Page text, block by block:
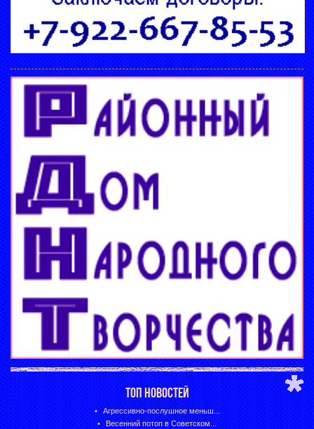
ТОП НОВОСТЕЙ
Агрессивно-послушное меньш...
Весенний потоп в Советском...